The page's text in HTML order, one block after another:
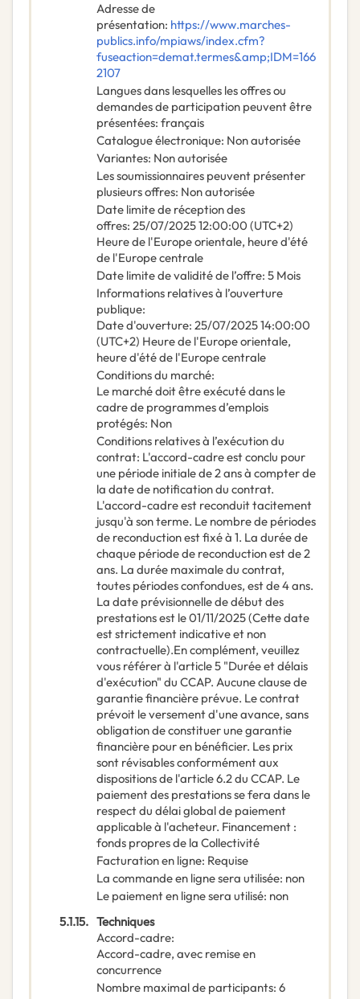
Adresse de
présentation: https://www.marches-
publics.info/mpiaws/index.cfm?
fuseaction=demat.termes&amp;IDM=166
2107
Langues dans lesquelles les offres ou
demandes de participation peuvent être
présentées: français
Catalogue électronique: Non autorisée
Variantes: Non autorisée
Les soumissionnaires peuvent présenter
plusieurs offres: Non autorisée
Date limite de réception des
offres: 25/07/202512:00:00 (UTC+2)
Heure de l'Europe orientale, heure d'été
de l'Europe centrale
Date limite de validité de l’offre: 5 Mois
Informations relatives à l’ouverture
publique:
Date d'ouverture: 25/07/202514:00:00
(UTC+2) Heure de l'Europe orientale,
heure d'été de l'Europe centrale
Conditions du marché:
Le marché doit être exécuté dans le
cadre de programmes d’emplois
protégés: Non
Conditions relatives à l’exécution du
contrat: L'accord-cadre est conclu pour
une période initiale de 2 ans à compter de
la date de notification du contrat.
L'accord-cadre est reconduit tacitement
jusqu'à son terme. Le nombre de périodes
de reconduction est fixé à 1. La durée de
chaque période de reconduction est de 2
ans. La durée maximale du contrat,
toutes périodes confondues, est de 4 ans.
La date prévisionnelle de début des
prestations est le 01/11/2025 (Cette date
est strictement indicative et non
contractuelle).En complément, veuillez
vous référer à l'article 5 "Durée et délais
d'exécution" du CCAP. Aucune clause de
garantie financière prévue. Le contrat
prévoit le versement d'une avance, sans
obligation de constituer une garantie
financière pour en bénéficier. Les prix
sont révisables conformément aux
dispositions de l'article 6.2 du CCAP. Le
paiement des prestations se fera dans le
respect du délai global de paiement
applicable à l'acheteur. Financement :
fonds propres de la Collectivité
Facturation en ligne: Requise
La commande en ligne sera utilisée: non
Le paiement en ligne sera utilisé: non
5.1.15. Techniques
Accord-cadre:
Accord-cadre, avec remise en
concurrence
Nombre maximal de participants: 6